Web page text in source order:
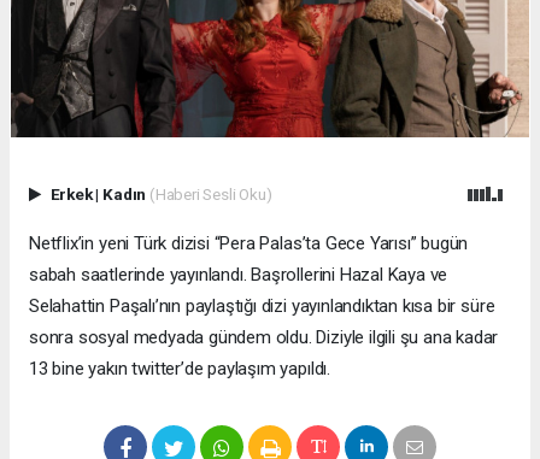
Erkek| Kadın (Haberi Sesli Oku)
Netflix’in yeni Türk dizisi “Pera Palas’ta Gece Yarısı” bugün
sabah saatlerinde yayınlandı. Başrollerini Hazal Kaya ve
Selahattin Paşalı’nın paylaştığı dizi yayınlandıktan kısa bir süre
sonra sosyal medyada gündem oldu. Diziyle ilgili şu ana kadar
13 bine yakın twitter’de paylaşım yapıldı.